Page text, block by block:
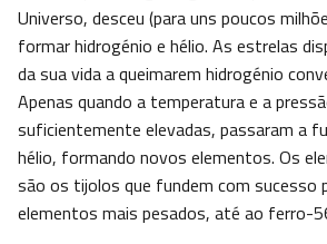
Universo, desceu (para uns poucos
formar hidrogénio e hélio. As estrelas
da sua vida a queimarem hidrogénio
Apenas quando a temperatura e a
suficientemente elevadas, passaram a
hélio, formando novos elementos. Os
são os tijolos que fundem com sucesso
elementos mais pesados, até ao ferro-